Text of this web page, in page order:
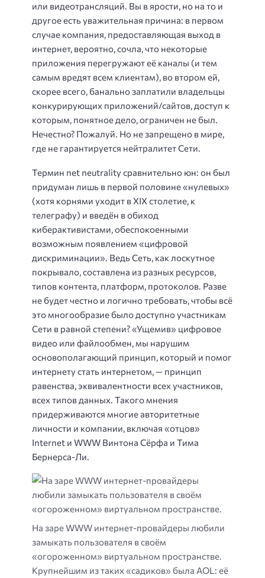
или видеотрансляций. Вы в ярости, но на то и
другое есть уважительная причина: в первом
случае компания, предоставляющая выход в
интернет, вероятно, сочла, что некоторые
приложения перегружают её каналы (и тем
самым вредят всем клиентам), во втором ей,
скорее всего, банально заплатили владельцы
конкурирующих приложений/сайтов, доступ к
которым, понятное дело, ограничен не был.
Нечестно? Пожалуй. Но не запрещено в мире,
где не гарантируется нейтралитет Сети.
Термин net neutrality сравнительно юн: он был
придуман лишь в первой половине «нулевых»
(хотя корнями уходит в XIX столетие, к
телеграфу) и введён в обиход
киберактивистами, обеспокоенными
возможным появлением «цифровой
дискриминации». Ведь Сеть, как лоскутное
покрывало, составлена из разных ресурсов,
типов контента, платформ, протоколов. Разве
не будет честно и логично требовать, чтобы всё
это многообразие было доступно участникам
Сети в равной степени? «Ущемив» цифровое
видео или файлообмен, мы нарушим
основополагающий принцип, который и помог
интернету стать интернетом, — принцип
равенства, эквивалентности всех участников,
всех типов данных. Такого мнения
придерживаются многие авторитетные
личности и компании, включая «отцов»
Internet и WWW Винтона Сёрфа и Тима
Бернерса-Ли.
На заре WWW интернет-провайдеры любили
замыкать пользователя в своём
«огороженном» виртуальном пространстве.
Крупнейшим из таких «садиков» была AOL: её